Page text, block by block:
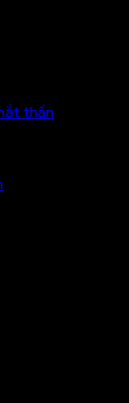
thần